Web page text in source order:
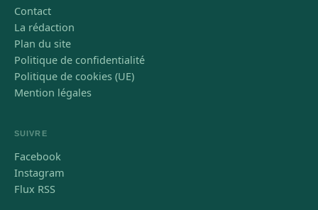
Contact
La rédaction
Plan du site
Politique de confidentialité
Politique de cookies (UE)
Mention légales
SUIVRE
Facebook
Instagram
Flux RSS